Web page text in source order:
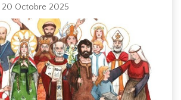
20 Octobre 2025